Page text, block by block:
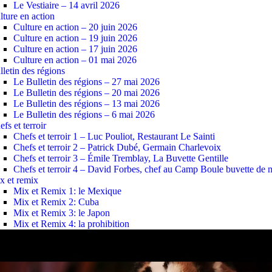
Le Vestiaire – 14 avril 2026
en action
Culture en action – 20 juin 2026
Culture en action – 19 juin 2026
Culture en action – 17 juin 2026
Culture en action – 01 mai 2026
des régions
Le Bulletin des régions – 27 mai 2026
Le Bulletin des régions – 20 mai 2026
Le Bulletin des régions – 13 mai 2026
Le Bulletin des régions – 6 mai 2026
et terroir
Chefs et terroir 1 – Luc Pouliot, Restaurant Le Sainti
Chefs et terroir 2 – Patrick Dubé, Germain Charlevoix
Chefs et terroir 3 – Émile Tremblay, La Buvette Gentille
Chefs et terroir 4 – David Forbes, chef au Camp Boule buvette de
et remix
Mix et Remix 1: le Mexique
Mix et Remix 2: Cuba
Mix et Remix 3: le Japon
Mix et Remix 4: la prohibition